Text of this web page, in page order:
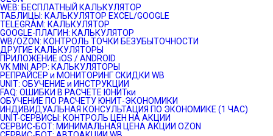
WEB: БЕСПЛАТНЫЙ КАЛЬКУЛЯТОР
ТАБЛИЦЫ: КАЛЬКУЛЯТОР EXCEL/GOOGLE
TELEGRAM: КАЛЬКУЛЯТОР
GOOGLE-ПЛАГИН: КАЛЬКУЛЯТОР
WB/OZON: КОНТРОЛЬ ТОЧКИ БЕЗУБЫТОЧНОСТИ
ДРУГИЕ КАЛЬКУЛЯТОРЫ
ПРИЛОЖЕНИЕ iOS / ANDROID
VK MINI APP: КАЛЬКУЛЯТОРЫ
РЕПРАЙСЕР и МОНИТОРИНГ СКИДКИ WB
UNIT: ОБУЧЕНИЕ и ИНСТРУКЦИИ
FAQ: ОШИБКИ В РАСЧЕТЕ ЮНИТки
ОБУЧЕНИЕ ПО РАСЧЕТУ ЮНИТ-ЭКОНОМИКИ
ИНДИВИДУАЛЬНАЯ КОНСУЛЬТАЦИЯ ПО ЭКОНОМИКЕ (1 ЧАС)
UNIT-СЕРВИСЫ: КОНТРОЛЬ ЦЕН НА АКЦИИ
СЕРВИС-БОТ: МИНИМАЛЬНАЯ ЦЕНА АКЦИИ OZON